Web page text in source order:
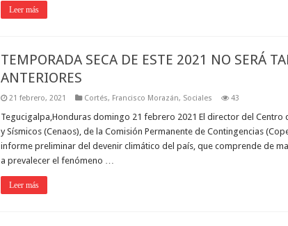
Leer más
TEMPORADA SECA DE ESTE 2021 NO SERÁ
ANTERIORES
21 febrero, 2021 Cortés, Francisco Morazán, Sociales 43
Tegucigalpa,Honduras domingo 21 febrero 2021 El director del Centro
y Sísmicos (Cenaos), de la Comisión Permanente de Contingencias
informe preliminar del devenir climático del país, que comprende de
a prevalecer el fenómeno …
Leer más